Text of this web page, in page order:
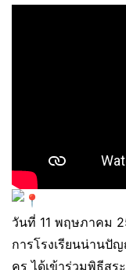
วันที่ 11 พฤษภาคม
การโรงเรียนน่านปั
ครู ได้เข้าร่วมพิธีสร